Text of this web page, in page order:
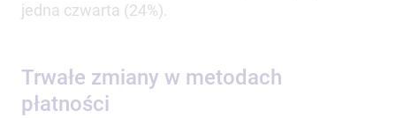
jedna czwarta (24%).
Trwałe zmiany w metodach
płatności